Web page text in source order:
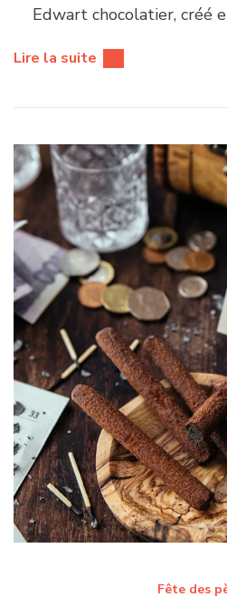
Edwart chocolatier, créé
Lire la suite
Fête des